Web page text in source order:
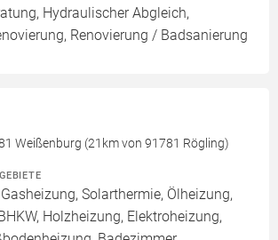
Hydraulischer Abgleich,
Renovierung / Badsanierung
Weißenburg (21km von 91781 Rögling)
Solarthermie, Ölheizung,
Holzheizung, Elektroheizung,